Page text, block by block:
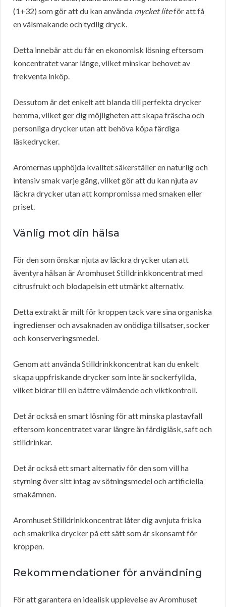
(1+32) som gör att du kan använda mycket liteför att få
en välsmakande och tydlig dryck.
Detta innebär att du får en ekonomisk lösning eftersom
koncentratet varar länge, vilket minskar behovet av
frekventa inköp.
Dessutom är det enkelt att blanda till perfekta drycker
hemma, vilket ger dig möjligheten att skapa fräscha och
personliga drycker utan att behöva köpa färdiga
läskedrycker.
Aromernas upphöjda kvalitet säkerställer en naturlig och
intensiv smak varje gång, vilket gör att du kan njuta av
läckra drycker utan att kompromissa med smaken eller
priset.
Vänlig mot din hälsa
För den som önskar njuta av läckra drycker utan att
äventyra hälsan är Aromhuset Stilldrinkkoncentrat med
citrusfrukt och blodapelsin ett utmärkt alternativ.
Detta extrakt är milt för kroppen tack vare sina organiska
ingredienser och avsaknaden av onödiga tillsatser, socker
och konserveringsmedel.
Genom att använda Stilldrinkkoncentrat kan du enkelt
skapa uppfriskande drycker som inte är sockerfyllda,
vilket bidrar till en bättre välmående och viktkontroll.
Det är också en smart lösning för att minska plastavfall
eftersom koncentratet varar längre än färdigläsk, saft och
stilldrinkar.
Det är också ett smart alternativ för den som vill ha
styrning över sitt intag av sötningsmedel och artificiella
smakämnen.
Aromhuset Stilldrinkkoncentrat låter dig avnjuta friska
och smakrika drycker på ett sätt som är skonsamt för
kroppen.
Rekommendationer för användning
För att garantera en idealisk upplevelse av Aromhuset